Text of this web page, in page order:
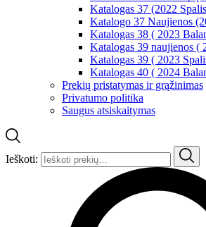
Katalogas 37 (2022
Katalogo 37 Naujienos
Katalogas 38 ( 2023
Katalogas 39 naujienos (
Katalogas 39 ( 2023
Katalogas 40 ( 2024
Prekių pristatymas ir grąžinimas
Privatumo politika
Saugus atsiskaitymas
Ieškoti: